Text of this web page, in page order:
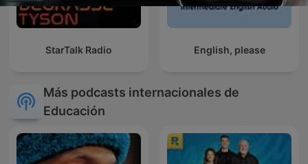
StarTalk Radio English, please
Más podcasts internacionales de
Educación